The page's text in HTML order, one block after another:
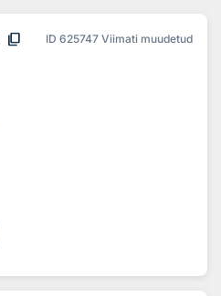
content_copy ID 625747 Viimati muudetud